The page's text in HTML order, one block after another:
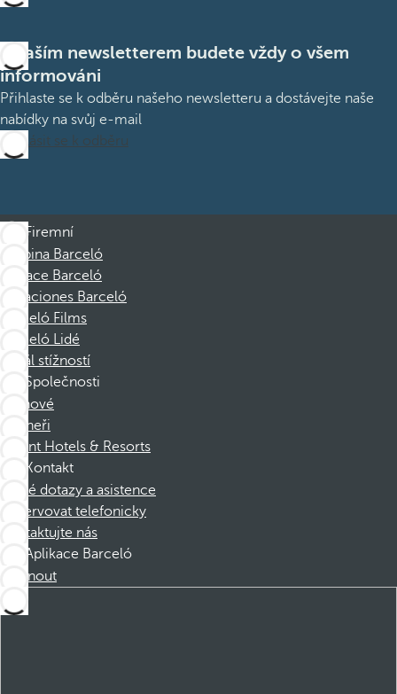
S naším newsletterem budete vždy o všem
informováni
Přihlaste se k odběru našeho newsletteru a dostávejte naše
nabídky na svůj e-mail
Přihlásit se k odběru
Firemní
Skupina Barceló
Nadace Barceló
Vacaciones Barceló
Barceló Films
Barceló Lidé
Kanál stížností
Společnosti
Členové
Partneři
Dorint Hotels & Resorts
Kontakt
Časté dotazy a asistence
Rezervovat telefonicky
Kontaktujte nás
Aplikace Barceló
Stáhnout